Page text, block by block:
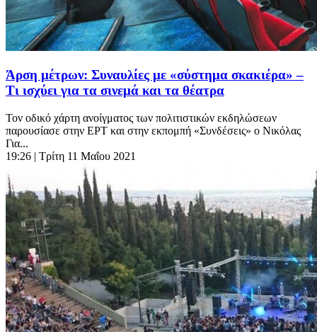
Άρση μέτρων: Συναυλίες με «σύστημα σκακιέρα» –
Tι ισχύει για τα σινεμά και τα θέατρα
Τον οδικό χάρτη ανοίγματος των πολιτιστικών εκδηλώσεων
παρουσίασε στην ΕΡΤ και στην εκπομπή «Συνδέσεις» ο Νικόλας
Για...
19:26 | Τρίτη 11 Μαΐου 2021